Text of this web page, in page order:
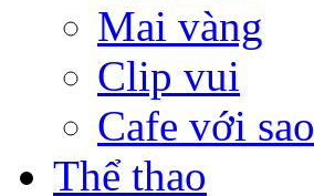
Mai vàng
Clip vui
Cafe với sao
Thể thao